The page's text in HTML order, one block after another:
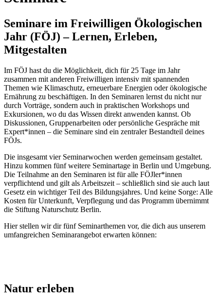
Seminare im Freiwilligen Ökologischen
Jahr (FÖJ) – Lernen, Erleben,
Mitgestalten
Im FÖJ hast du die Möglichkeit, dich für 25 Tage im Jahr
zusammen mit anderen Freiwilligen intensiv mit spannenden
Themen wie Klimaschutz, erneuerbare Energien oder ökologische
Ernährung zu beschäftigen. In den Seminaren lernst du nicht nur
durch Vorträge, sondern auch in praktischen Workshops und
Exkursionen, wo du das Wissen direkt anwenden kannst. Ob
Diskussionen, Gruppenarbeiten oder persönliche Gespräche mit
Expert*innen – die Seminare sind ein zentraler Bestandteil deines
FÖJs.
Die insgesamt vier Seminarwochen werden gemeinsam gestaltet.
Hinzu kommen fünf weitere Seminartage in Berlin und Umgebung.
Die Teilnahme an den Seminaren ist für alle FÖJler*innen
verpflichtend und gilt als Arbeitszeit – schließlich sind sie auch laut
Gesetz ein wichtiger Teil des Bildungsjahres. Und keine Sorge: Alle
Kosten für Unterkunft, Verpflegung und das Programm übernimmt
die Stiftung Naturschutz Berlin.
Hier stellen wir dir fünf Seminarthemen vor, die dich aus unserem
umfangreichen Seminarangebot erwarten können:
Natur erleben